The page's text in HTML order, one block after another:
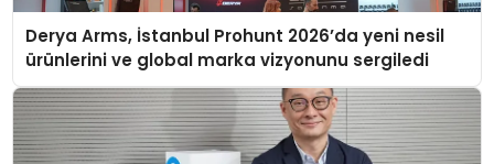
Derya Arms, İstanbul Prohunt 2026’da yeni nesil
ürünlerini ve global marka vizyonunu sergiledi